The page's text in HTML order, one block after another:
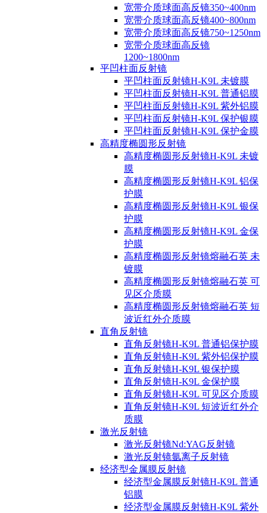
宽带介质球面高反镜350~400nm
宽带介质球面高反镜400~800nm
宽带介质球面高反镜750~1250nm
宽带介质球面高反镜
1200~1800nm
平凹柱面反射镜
平凹柱面反射镜H-K9L 未镀膜
平凹柱面反射镜H-K9L 普通铝膜
平凹柱面反射镜H-K9L 紫外铝膜
平凹柱面反射镜H-K9L 保护银膜
平凹柱面反射镜H-K9L 保护金膜
高精度椭圆形反射镜
高精度椭圆形反射镜H-K9L 未镀
膜
高精度椭圆形反射镜H-K9L 铝保
护膜
高精度椭圆形反射镜H-K9L 银保
护膜
高精度椭圆形反射镜H-K9L 金保
护膜
高精度椭圆形反射镜熔融石英 未
镀膜
高精度椭圆形反射镜熔融石英 可
见区介质膜
高精度椭圆形反射镜熔融石英 短
波近红外介质膜
直角反射镜
直角反射镜H-K9L 普通铝保护膜
直角反射镜H-K9L 紫外铝保护膜
直角反射镜H-K9L 银保护膜
直角反射镜H-K9L 金保护膜
直角反射镜H-K9L 可见区介质膜
直角反射镜H-K9L 短波近红外介
质膜
激光反射镜
激光反射镜Nd:YAG反射镜
激光反射镜氩离子反射镜
经济型金属膜反射镜
经济型金属膜反射镜H-K9L 普通
铝膜
经济型金属膜反射镜H-K9L 紫外